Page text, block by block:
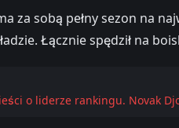
za sobą pełny sezon na
Łącznie spędził na
o liderze rankingu. Novak